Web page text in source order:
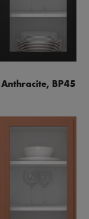
Anthracite, BP45